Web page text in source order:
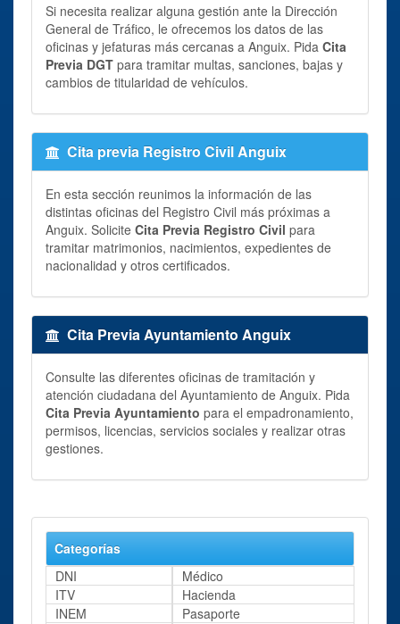
Si necesita realizar alguna gestión ante la Dirección
General de Tráfico, le ofrecemos los datos de las
oficinas y jefaturas más cercanas a Anguix. Pida Cita
Previa DGT para tramitar multas, sanciones, bajas y
cambios de titularidad de vehículos.
Cita previa Registro Civil Anguix
En esta sección reunimos la información de las
distintas oficinas del Registro Civil más próximas a
Anguix. Solicite Cita Previa Registro Civil para
tramitar matrimonios, nacimientos, expedientes de
nacionalidad y otros certificados.
Cita Previa Ayuntamiento Anguix
Consulte las diferentes oficinas de tramitación y
atención ciudadana del Ayuntamiento de Anguix. Pida
Cita Previa Ayuntamiento para el empadronamiento,
permisos, licencias, servicios sociales y realizar otras
gestiones.
Categorías
DNI
Médico
ITV
Hacienda
INEM
Pasaporte